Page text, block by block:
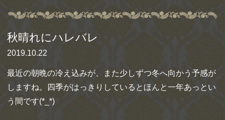
秋晴れにハレバレ
2019.10.22
最近の朝晩の冷え込みが、また少しずつ冬へ向かう予感が
しますね。四季がはっきりしているとほんと一年あっとい
う間です(*_*)